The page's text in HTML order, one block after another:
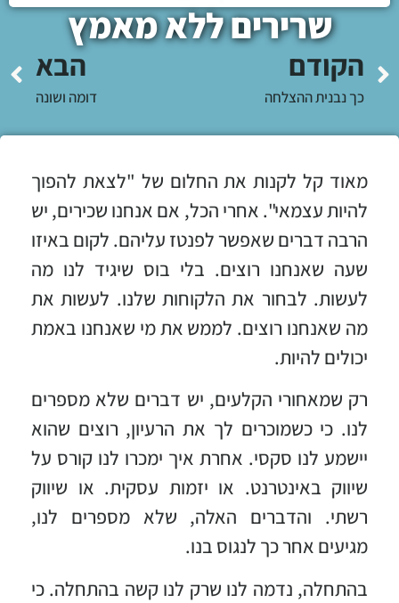
שרירים ללא מאמץ
הקודם
כך נבנית ההצלחה
הבא
דומה ושונה
מאוד קל לקנות את החלום של "לצאת להפוך
להיות עצמאי". אחרי הכל, אם אנחנו שכירים, יש
הרבה דברים שאפשר לפנטז עליהם. לקום באיזו
שעה שאנחנו רוצים. בלי בוס שיגיד לנו מה
לעשות. לבחור את הלקוחות שלנו. לעשות את
מה שאנחנו רוצים. לממש את מי שאנחנו באמת
יכולים להיות.
רק שמאחורי הקלעים, יש דברים שלא מספרים
לנו. כי כשמוכרים לך את הרעיון, רוצים שהוא
יישמע לנו סקסי. אחרת איך ימכרו לנו קורס על
שיווק באינטרנט. או יזמות עסקית. או שיווק
רשתי. והדברים האלה, שלא מספרים לנו,
מגיעים אחר כך לנגוס בנו.
בהתחלה, נדמה לנו שרק לנו קשה בהתחלה. כי